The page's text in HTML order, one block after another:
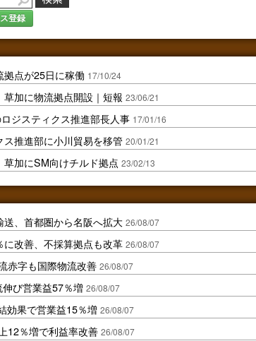
登録
拠点が25日に稼働 17/10/24
加に物流拠点開設｜短報 23/06/21
ジスティクス推進部長人事 17/01/16
推進部に小川貿易を移管 20/01/21
加にSM向けチルド拠点 23/02/13
、首都圏から名阪へ拡大 26/08/07
改善、不採算拠点も改革 26/08/07
赤字も国際物流改善 26/08/07
び営業益57％増 26/08/07
効果で営業益15％増 26/08/07
12％増で利益率改善 26/08/07